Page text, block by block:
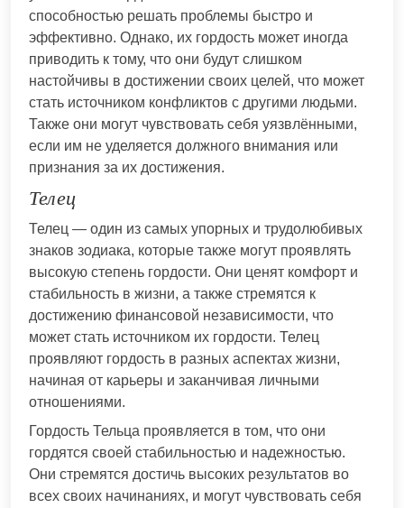
способностью решать проблемы быстро и
эффективно. Однако, их гордость может иногда
приводить к тому, что они будут слишком
настойчивы в достижении своих целей, что может
стать источником конфликтов с другими людьми.
Также они могут чувствовать себя уязвлёнными,
если им не уделяется должного внимания или
признания за их достижения.
Телец
Телец — один из самых упорных и трудолюбивых
знаков зодиака, которые также могут проявлять
высокую степень гордости. Они ценят комфорт и
стабильность в жизни, а также стремятся к
достижению финансовой независимости, что
может стать источником их гордости. Телец
проявляют гордость в разных аспектах жизни,
начиная от карьеры и заканчивая личными
отношениями.
Гордость Тельца проявляется в том, что они
гордятся своей стабильностью и надежностью.
Они стремятся достичь высоких результатов во
всех своих начинаниях, и могут чувствовать себя